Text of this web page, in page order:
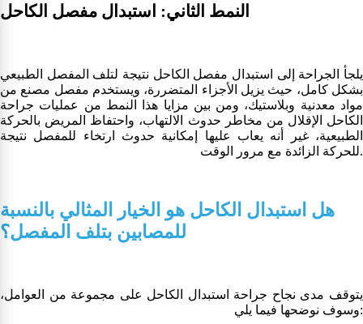
النمط الثاني: استبدال مفصل الكاحل
يلجأ الجراحة إلى استبدال مفصل الكاحل نتيجة لتلف المفصل الطبيعي
بشكل كامل، حيث يزيل الأجزاء المتضررة، ويستخدم مفصل مصنع من
مواد معدنية وبلاستيك، ومن بين مزايا هذا النمط من عمليات جراحة
الكاحل الإقلال من مخاطر حدوث الالتهاب، واحتفاظ المريض بالحركة
الطبيعية، غير أنه يعاب عليها إمكانية حدوث ارتخاء للمفصل نتيجة
للحركة الزائدة مع مرور الوقت.
هل استبدال الكاحل هو الخيار المثالي بالنسبة
للمصابين بتلف المفصل؟
يتوقف مدى نجاح جراحة استبدال الكاحل على مجموعة من العوامل،
وسوف نوضحها فيما يلي: